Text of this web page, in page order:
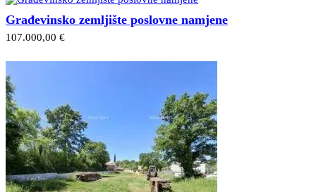
Građevinsko zemljište poslovne namjene
107.000,00 €